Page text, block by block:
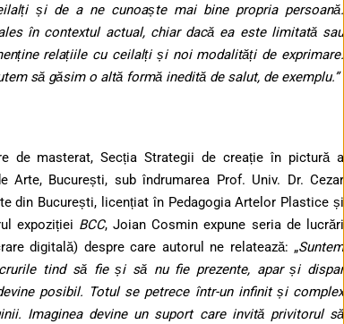
și de a ne cunoaște mai bine propria persoană.
în contextul actual, chiar dacă ea este limitată sau
relațiile cu ceilalți și noi modalități de exprimare.
să găsim o altă formă inedită de salut, de exemplu.”
de masterat, Secția Strategii de creație în pictură a
București, sub îndrumarea Prof. Univ. Dr. Cezar
din București, licențiat în Pedagogia Artelor Plastice și
expoziției BCC, Joian Cosmin expune seria de lucrări
digitală) despre care autorul ne relatează: „Suntem
tind să fie și să nu fie prezente, apar și dispar
posibil. Totul se petrece într-un infinit și complex
Imaginea devine un suport care invită privitorul să